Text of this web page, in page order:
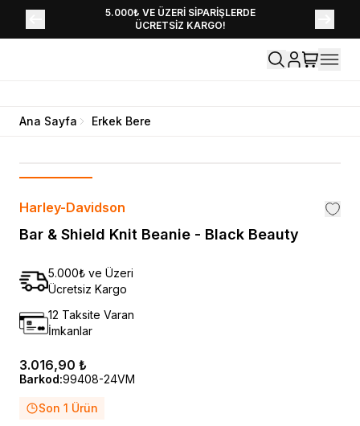
5.000₺ VE ÜZERİ SİPARİŞLERDE
ÜCRETSİZ KARGO!
YENİ SEZON KOLEKSİYONU EKLENDİ,
HEMEN KEŞFET!
Ana Sayfa Erkek Bere
Harley-Davidson
Bar & Shield Knit Beanie - Black Beauty
5.000₺ ve Üzeri
Ücretsiz Kargo
12 Taksite Varan
İmkanlar
3.016,90 ₺
Barkod:99408-24VM
Son 1 Ürün